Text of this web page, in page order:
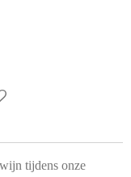
tijdens onze